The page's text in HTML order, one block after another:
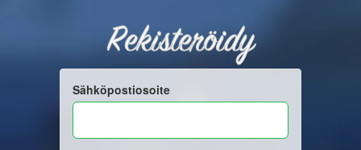
Rekisteröidy
Sähköpostiosoite